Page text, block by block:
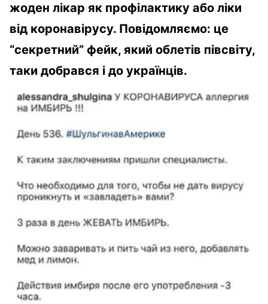
жоден лікар як профілактику або ліки
від коронавірусу. Повідомляємо: це
“секретний” фейк, який облетів півсвіту,
таки добрався і до українців.